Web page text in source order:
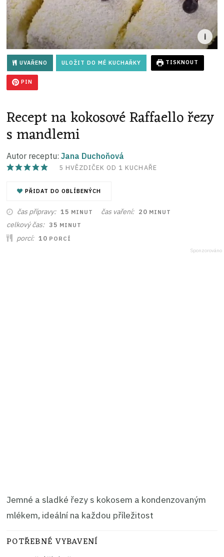
UVAŘENO ULOŽIT DO MÉ KUCHAŘKY TISKNOUT
PIN
Recept na kokosové Raffaello řezy
s mandlemi
Autor receptu: Jana Duchoňová
5 HVĚZDIČEK OD 1 KUCHAŘE
PŘIDAT DO OBLÍBENÝCH
čas přípravy 15 MINUT
MINUT čas vaření 20 MINUT
MINUT
celkový čas 35 MINUT
MINUT
porcí 10 PORCÍ
Jemné a sladké řezy s kokosem a kondenzovaným
mlékem, ideální na každou příležitost
POTŘEBNÉ VYBAVENÍ